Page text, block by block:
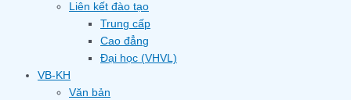
Liên kết đào tạo
Trung cấp
Cao đẳng
Đại học (VHVL)
VB-KH
Văn bản